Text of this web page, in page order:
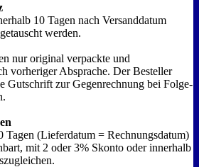
10 Tagen nach Versanddatum
werden.
nur original verpackte und
vorheriger Absprache. Der Besteller
Gutschrift zur Gegenrechnung bei Folge-
Tagen (Lieferdatum = Rechnungsdatum)
mit 2 oder 3% Skonto oder innerhalb